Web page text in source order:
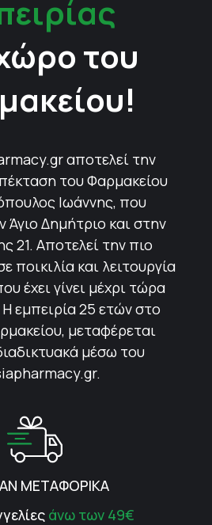
του
αποτελεί την
του Φαρμακείου
Ιωάννης, που
Άγιο Δημήτριο και στην
21. Αποτελεί την πιο
ποικιλία και λειτουργία
έχει γίνει μέχρι τώρα
εμπειρία 25 ετών στο
μεταφέρεται
μέσω του
ΜΕΤΑΦΟΡΙΚΑ
άνω των 49€